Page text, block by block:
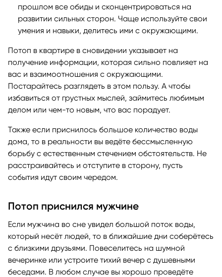
прошлом все обиды и сконцентрироваться на
развитии сильных сторон. Чаще используйте свои
умения и навыки, делитесь ими с окружающими.
Потоп в квартире в сновидении указывает на
получение информации, которая сильно повлияет на
вас и взаимоотношения с окружающими.
Постарайтесь разглядеть в этом пользу. А чтобы
избавиться от грустных мыслей, займитесь любимым
делом или чем-то новым, что вас порадует.
Также если приснилось большое количество воды
дома, то в реальности вы ведёте бессмысленную
борьбу с естественным стечением обстоятельств. Не
расстраивайтесь и отступите в сторону, пусть
события идут своим чередом.
Потоп приснился мужчине
Если мужчина во сне увидел большой поток воды,
который несёт людей, то в ближайшие дни соберётесь
с близкими друзьями. Повеселитесь на шумной
вечеринке или устроите тихий вечер с душевными
беседами. В любом случае вы хорошо проведёте